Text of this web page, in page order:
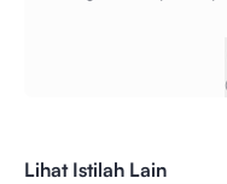
Lihat Istilah Lain